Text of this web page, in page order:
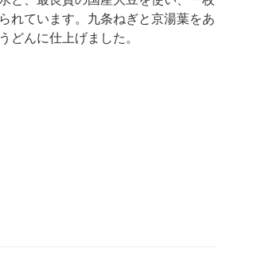
れています。九条ねぎと京湯葉をあ
どんに仕上げました。